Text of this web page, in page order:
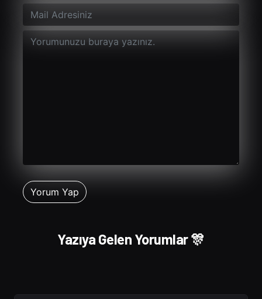
Yazıya Gelen Yorumlar 🎊